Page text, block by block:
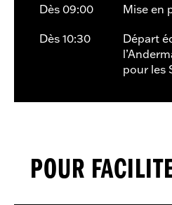
Dès 09:00
Mise en
Dès 10:30
Départ
pour les
POUR